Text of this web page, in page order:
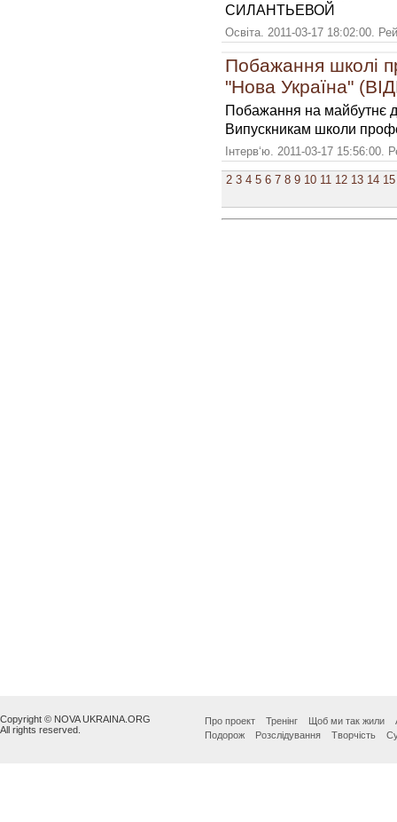
СИЛАНТЬЕВОЙ
Освіта. 2011-03-17 18:02:00.
Побажання школі
"Нова Україна"
Побажання на майбутнє
Випускникам школи
Інтерв‘ю. 2011-03-17 15:56:00.
2 3 4 5 6 7 8 9 10 11 12 13 14 15
Copyright © NOVA UKRAINA.ORG
All rights reserved.
Про проект Тренінг Щоб ми так жили
Подорож
Розслідування Творчість